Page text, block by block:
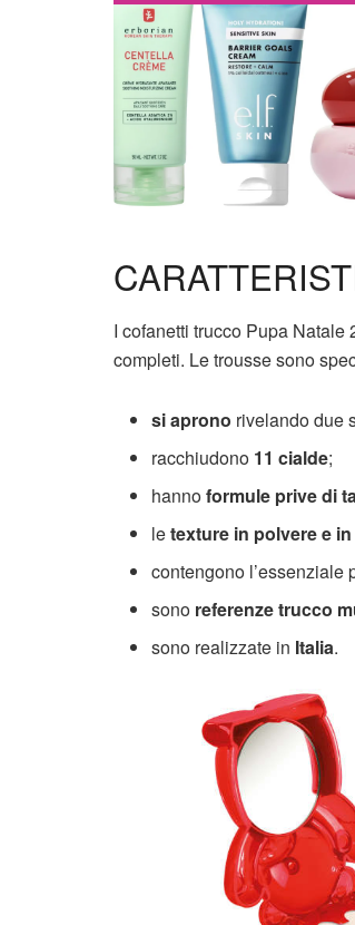
I cofanetti trucco Pupa
completi. Le trousse sono
si aprono rivelando due
racchiudono 11 cialde;
hannoformule prive di
letexture in polvere e
contengono l’essenziale
sono referenze trucco
sono realizzate in Italia.